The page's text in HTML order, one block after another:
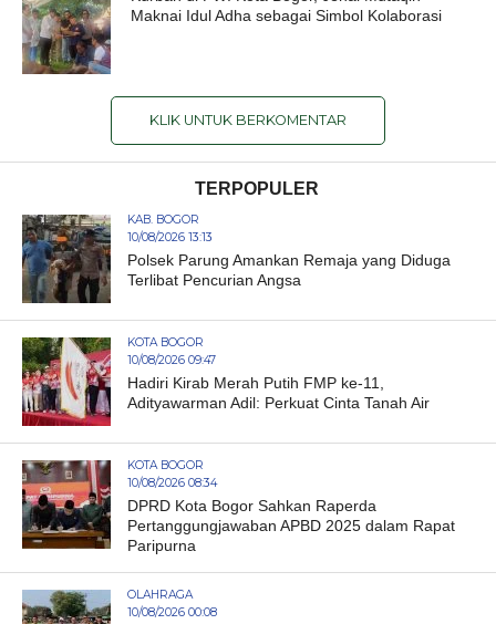
Maknai Idul Adha sebagai Simbol Kolaborasi
KLIK UNTUK BERKOMENTAR
TERPOPULER
KAB. BOGOR
10/08/2026 13:13
Polsek Parung Amankan Remaja yang Diduga
Terlibat Pencurian Angsa
KOTA BOGOR
10/08/2026 09:47
Hadiri Kirab Merah Putih FMP ke-11,
Adityawarman Adil: Perkuat Cinta Tanah Air
KOTA BOGOR
10/08/2026 08:34
DPRD Kota Bogor Sahkan Raperda
Pertanggungjawaban APBD 2025 dalam Rapat
Paripurna
OLAHRAGA
10/08/2026 00:08